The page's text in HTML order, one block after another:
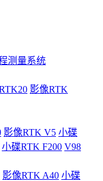
测量系统
影像RTK
影像RTK V5 小碟
小碟RTK F200 V98
影像RTK A40 小碟